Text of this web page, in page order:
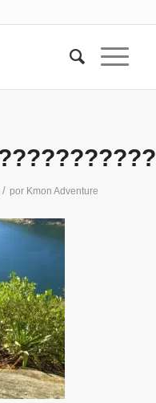
/ por Kmon Adventure